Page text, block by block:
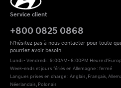
Service client
+800 0825 0868
N'hésitez pas à nous contacter pour toute
pourriez avoir besoin.
Lundi - Vendredi : 9:00AM- 6:00PM Heure
Week-ends et jours fériés en Allemagne : fermé
Langues prises en charge : Anglais, Français,
Néerlandais, Polonais